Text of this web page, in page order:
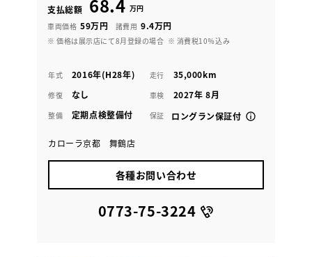
支払総額 68.4 万円
車両価格 59万円 諸費用 9.4万円
※ 価格は展示店にて8月登録の場合 ※ 消費税10％込み
年式 2016年(H28年) 走行 35,000km
修復 なし 車検 2027年 8月
整備 定期点検整備付 保証 ロングラン保証付
カローラ京都 舞鶴店
各種お問い合わせ
0773-75-3224